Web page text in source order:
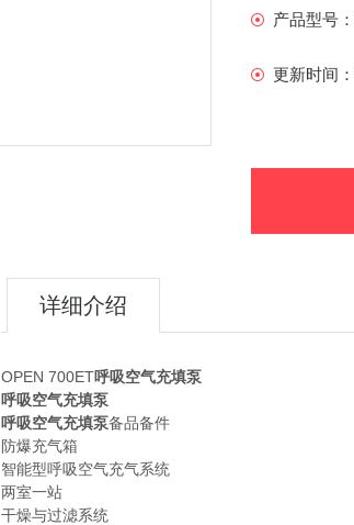
产品型号：
更新时间：
详细介绍
OPEN 700ET呼吸空气充填泵
呼吸空气充填泵
呼吸空气充填泵备品备件
防爆充气箱
智能型呼吸空气充气系统
两室一站
干燥与过滤系统